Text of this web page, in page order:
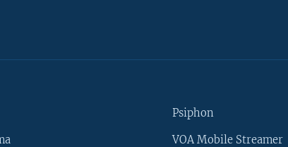
Psiphon
VOA Mobile Streamer